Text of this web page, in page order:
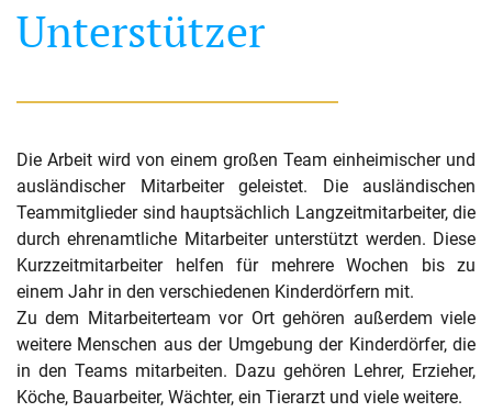
Unterstützer
Die Arbeit wird von einem großen Team einheimischer und
ausländischer Mitarbeiter geleistet. Die ausländischen
Teammitglieder sind hauptsächlich Langzeitmitarbeiter, die
durch ehrenamtliche Mitarbeiter unterstützt werden. Diese
Kurzzeitmitarbeiter helfen für mehrere Wochen bis zu
einem Jahr in den verschiedenen Kinderdörfern mit.
Zu dem Mitarbeiterteam vor Ort gehören außerdem viele
weitere Menschen aus der Umgebung der Kinderdörfer, die
in den Teams mitarbeiten. Dazu gehören Lehrer, Erzieher,
Köche, Bauarbeiter, Wächter, ein Tierarzt und viele weitere.